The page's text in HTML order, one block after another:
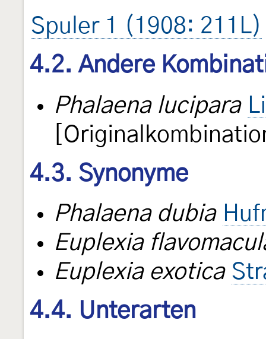
Spuler 1 (1908: 211L)
4.2. Andere
Phalaena lucipara
4.3. Synonyme
Phalaena dubia
Euplexia
Euplexia exotica
4.4. Unterarten